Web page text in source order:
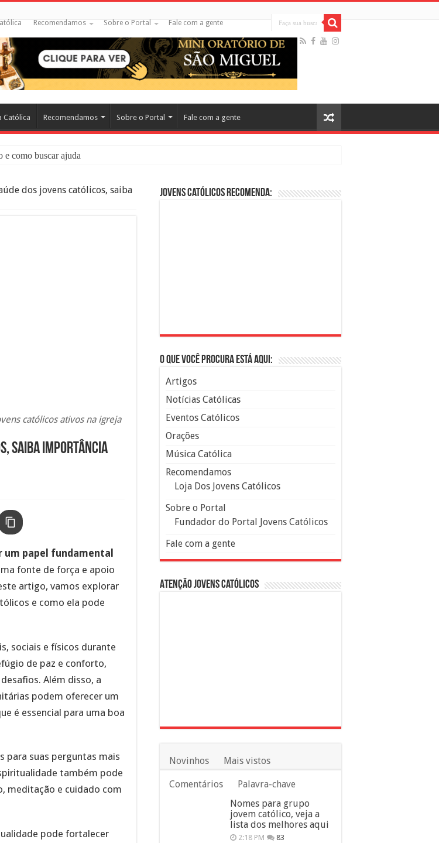
Recomendamos Sobre o Portal Fale com a gente
Católica Recomendamos Sobre o Portal Fale com a gente
e como buscar ajuda
O Documentário Que Vai Tocar os Católicos no Cinema
dos jovens católicos, saiba
católicos ativos na igreja
saiba importância
um papel fundamental
fonte de força e apoio
artigo, vamos explorar
e como ela pode
sociais e físicos durante
de paz e conforto,
Além disso, a
podem oferecer um
é essencial para uma boa
para suas perguntas mais
também pode
meditação e cuidado com
pode fortalecer
Jovens Católicos Recomenda:
O que você procura está aqui:
Artigos
Notícias Católicas
Eventos Católicos
Orações
Música Católica
Recomendamos
Loja Dos Jovens Católicos
Sobre o Portal
Fundador do Portal Jovens Católicos
Fale com a gente
Atenção Jovens Católicos
Novinhos Mais vistos
Comentários
Palavra-chave
Nomes para grupo
jovem católico, veja a
lista dos melhores aqui
2:18 PM 83